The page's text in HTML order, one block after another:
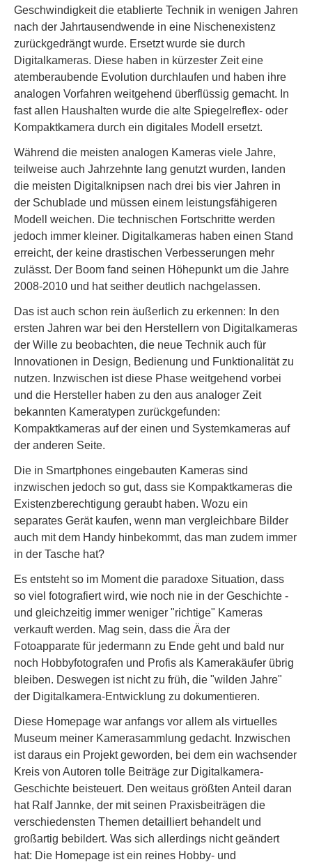
Geschwindigkeit die etablierte Technik in wenigen Jahren
nach der Jahrtausendwende in eine Nischenexistenz
zurückgedrängt wurde. Ersetzt wurde sie durch
Digitalkameras. Diese haben in kürzester Zeit eine
atemberaubende Evolution durchlaufen und haben ihre
analogen Vorfahren weitgehend überflüssig gemacht. In
fast allen Haushalten wurde die alte Spiegelreflex- oder
Kompaktkamera durch ein digitales Modell ersetzt.
Während die meisten analogen Kameras viele Jahre,
teilweise auch Jahrzehnte lang genutzt wurden, landen
die meisten Digitalknipsen nach drei bis vier Jahren in
der Schublade und müssen einem leistungsfähigeren
Modell weichen. Die technischen Fortschritte werden
jedoch immer kleiner. Digitalkameras haben einen Stand
erreicht, der keine drastischen Verbesserungen mehr
zulässt. Der Boom fand seinen Höhepunkt um die Jahre
2008-2010 und hat seither deutlich nachgelassen.
Das ist auch schon rein äußerlich zu erkennen: In den
ersten Jahren war bei den Herstellern von Digitalkameras
der Wille zu beobachten, die neue Technik auch für
Innovationen in Design, Bedienung und Funktionalität zu
nutzen. Inzwischen ist diese Phase weitgehend vorbei
und die Hersteller haben zu den aus analoger Zeit
bekannten Kameratypen zurückgefunden:
Kompaktkameras auf der einen und Systemkameras auf
der anderen Seite.
Die in Smartphones eingebauten Kameras sind
inzwischen jedoch so gut, dass sie Kompaktkameras die
Existenzberechtigung geraubt haben. Wozu ein
separates Gerät kaufen, wenn man vergleichbare Bilder
auch mit dem Handy hinbekommt, das man zudem immer
in der Tasche hat?
Es entsteht so im Moment die paradoxe Situation, dass
so viel fotografiert wird, wie noch nie in der Geschichte -
und gleichzeitig immer weniger "richtige" Kameras
verkauft werden. Mag sein, dass die Ära der
Fotoapparate für jedermann zu Ende geht und bald nur
noch Hobbyfotografen und Profis als Kamerakäufer übrig
bleiben. Deswegen ist nicht zu früh, die "wilden Jahre"
der Digitalkamera-Entwicklung zu dokumentieren.
Diese Homepage war anfangs vor allem als virtuelles
Museum meiner Kamerasammlung gedacht. Inzwischen
ist daraus ein Projekt geworden, bei dem ein wachsender
Kreis von Autoren tolle Beiträge zur Digitalkamera-
Geschichte beisteuert. Den weitaus größten Anteil daran
hat Ralf Jannke, der mit seinen Praxisbeiträgen die
verschiedensten Themen detailliert behandelt und
großartig bebildert. Was sich allerdings nicht geändert
hat: Die Homepage ist ein reines Hobby- und